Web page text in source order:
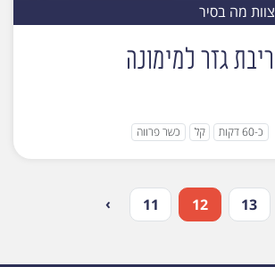
צוות מה בסיר
ריבת גזר למימונה
כ-60 דקות קל כשר פרווה
› 11 12 13